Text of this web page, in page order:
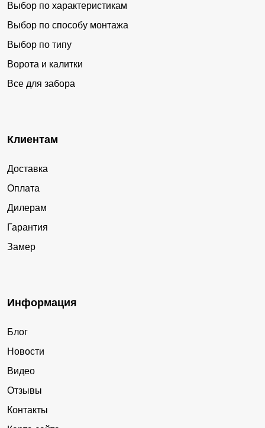
Выбор по характеристикам
Выбор по способу монтажа
Выбор по типу
Ворота и калитки
Все для забора
Клиентам
Доставка
Оплата
Дилерам
Гарантия
Замер
Информация
Блог
Новости
Видео
Отзывы
Контакты